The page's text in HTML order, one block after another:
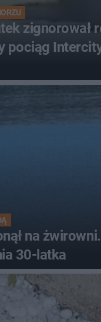
zignorował
pociąg
na
30-latka